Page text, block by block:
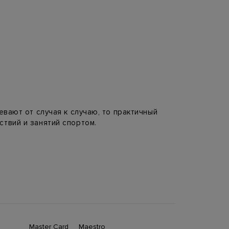
от случая к случаю, то практичный
и занятий спортом.
пуху. Чем больше слоев
Master Card Maestro